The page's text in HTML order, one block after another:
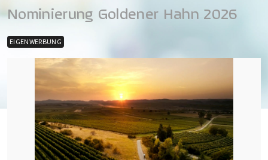
Nominierung Goldener Hahn 2026
EIGENWERBUNG